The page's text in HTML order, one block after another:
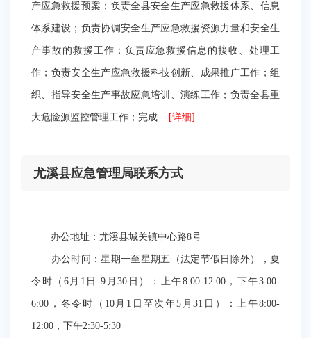
产应急救援预案；负责全县安全生产应急救援体系、信息
体系建设；负责协调安全生产应急救援资源力量和安全生
产事故的救援工作；负责应急救援信息的接收、处理工
作；负责安全生产应急救援科技创新、成果推广工作；组
织、指导安全生产事故应急培训、演练工作；负责全县重
大危险源监控管理工作；完成... [详细]
尤溪县应急管理局联系方式
办公地址：尤溪县城关镇中心路8号
办公时间：星期一至星期五（法定节假日除外），夏
令时（6月1日-9月30日）：上午8:00-12:00，下午3:00-
6:00，冬令时（10月1日至次年5月31日）：上午8:00-
12:00，下午2:30-5:30